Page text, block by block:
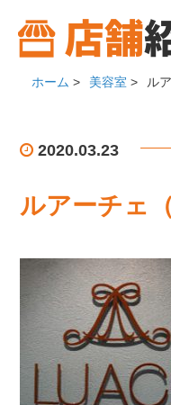
ホーム > 美容室 > ル
2020.03.23
ルアーチェ